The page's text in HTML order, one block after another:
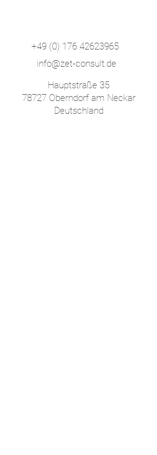
+49 (0) 176 42623965
info@zet-consult.de
Hauptstraße 35
78727 Oberndorf am Neckar
Deutschland